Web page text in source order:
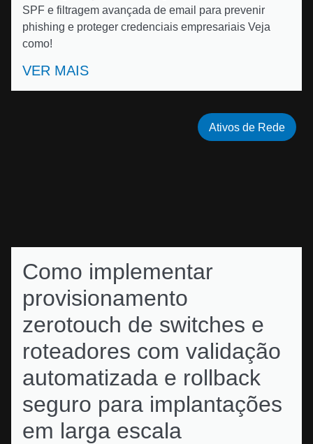
SPF e filtragem avançada de email para prevenir
phishing e proteger credenciais empresariais Veja
como!
VER MAIS
Como implementar
provisionamento
zerotouch de switches e
roteadores com validação
automatizada e rollback
seguro para implantações
em larga escala
Ativos de Rede